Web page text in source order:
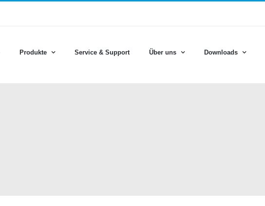
Produkte Service & Support Über uns Downloads